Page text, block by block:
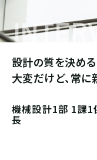
設計の質を決め
大変だけど、常に
機械設計1部 1課1
長